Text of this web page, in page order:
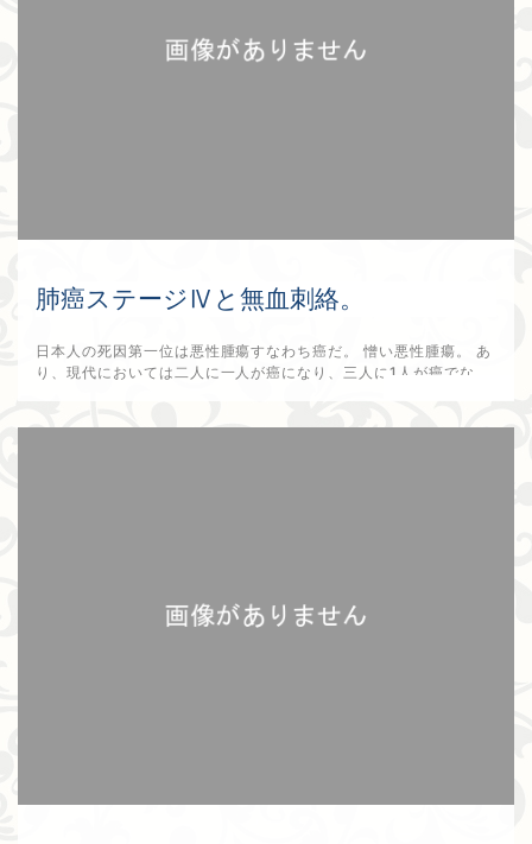
肺癌ステージⅣと無血刺絡。
日本人の死因第一位は悪性腫瘍すなわち癌だ。 憎い悪性腫瘍。 あ
り、現代においては二人に一人が癌になり、三人に1人が癌でな...